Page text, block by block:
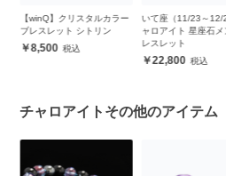
いて座（11/23～12/21）チ
ャロアイト 星座石メンズブ
レスレット
さそり座（10/24～
オレンジガーネット
レディースブレスレ
12,400
チャロアイトその他のアイテム